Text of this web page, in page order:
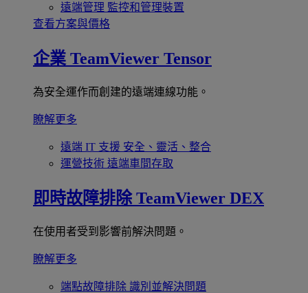
遠端管理 監控和管理裝置
查看方案與價格
企業 TeamViewer Tensor
為安全運作而創建的遠端連線功能。
瞭解更多
遠端 IT 支援 安全、靈活、整合
運營技術 遠端車間存取
即時故障排除 TeamViewer DEX
在使用者受到影響前解決問題。
瞭解更多
端點故障排除 識別並解決問題